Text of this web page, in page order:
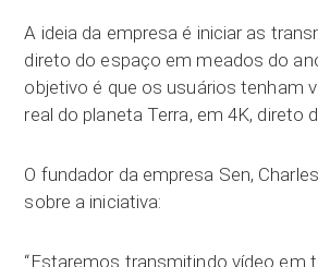
A ideia da empresa é iniciar as
direto do espaço em meados do
objetivo é que os usuários tenham
real do planeta Terra, em 4K, direto
O fundador da empresa Sen,
sobre a iniciativa:
“Estaremos transmitindo vídeo em